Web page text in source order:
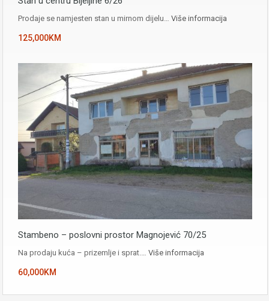
Prodaje se namjesten stan u mirnom dijelu… Više informacija
125,000KM
Stambeno – poslovni prostor Magnojević 70/25
Na prodaju kuća – prizemlje i sprat.… Više informacija
60,000KM